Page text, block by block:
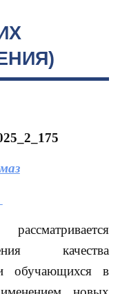
качества
обучающихся в